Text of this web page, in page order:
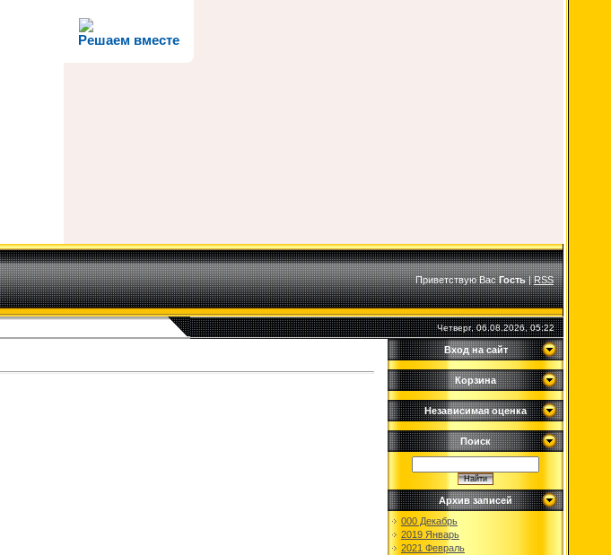
Решаем вместе
Приветствую Вас Гость|RSS
Четверг, 06.08.2026, 05:22
Вход на сайт
Корзина
Независимая оценка
Поиск
Архив записей
000 Декабрь
2019 Январь
2021 Февраль